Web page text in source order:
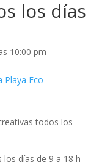
los días
10:00 pm
Playa Eco
todos los
los días de 9 a 18 h